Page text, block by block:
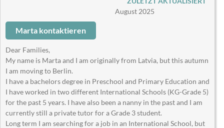
August 2025
Marta kontaktieren
Dear Families,
My name is Marta and I am originally from Latvia, but this autumn
I am moving to Berlin.
I have a bachelors degree in Preschool and Primary Education and
I have worked in two different International Schools (KG-Grade 5)
for the past 5 years. I have also been a nanny in the past and I am
currently still a private tutor for a Grade 3 student.
Long term I am searching for a job in an International School, but